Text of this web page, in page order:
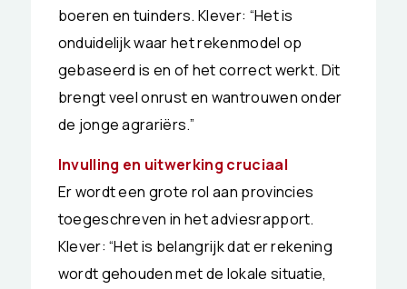
boeren en tuinders. Klever: “Het is
onduidelijk waar het rekenmodel op
gebaseerd is en of het correct werkt. Dit
brengt veel onrust en wantrouwen onder
de jonge agrariërs.”
Invulling en uitwerking cruciaal
Er wordt een grote rol aan provincies
toegeschreven in het adviesrapport.
Klever: “Het is belangrijk dat er rekening
wordt gehouden met de lokale situatie,